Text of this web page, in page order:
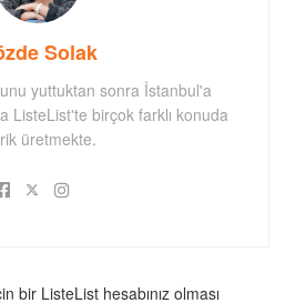
Solak
yuttuktan sonra İstanbul'a
ListeList'te birçok farklı konuda
üretmekte.
bir ListeList hesabınız olması